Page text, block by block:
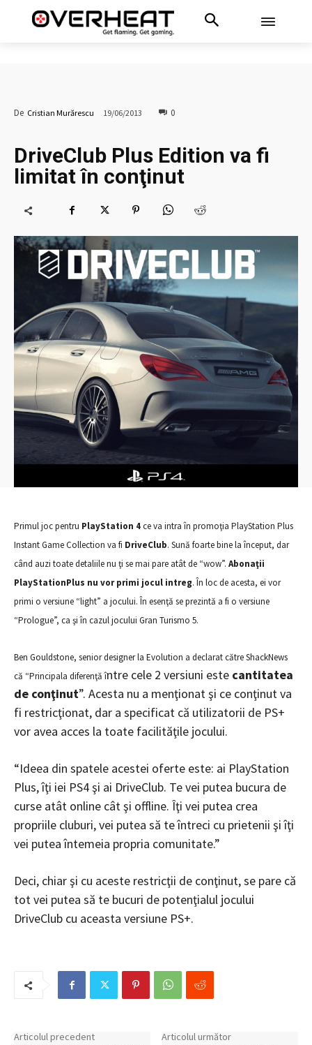
De Cristian Murărescu 19/06/2013 0
DriveClub Plus Edition va fi
limitat în conţinut
Primul joc pentru PlayStation 4ce va intra în promoţia PlayStation Plus
Instant Game Collection va fi DriveClub. Sună foarte bine la început, dar
când auzi toate detaliile nu ţi se mai pare atât de “wow”. Abonaţii
PlayStationPlus nu vor primi jocul intreg. În loc de acesta, ei vor
primi o versiune “light” a jocului. În esenţă se prezintă a fi o versiune
“Prologue”, ca şi în cazul jocului Gran Turismo 5.
Ben Gouldstone, senior designer la Evolution a declarat către ShackNews
că “Principala diferenţă între cele 2 versiuni este cantitatea
de conţinut”. Acesta nu a menţionat şi ce conţinut va
fi restricţionat, dar a specificat că utilizatorii de PS+
vor avea acces la toate facilităţile jocului.
“Ideea din spatele acestei oferte este: ai PlayStation
Plus, îţi iei PS4 şi ai DriveClub. Te vei putea bucura de
curse atât online cât şi offline. Îţi vei putea crea
propriile cluburi, vei putea să te întreci cu prietenii şi îţi
vei putea întemeia propria comunitate.”
Deci, chiar şi cu aceste restricţii de conţinut, se pare că
tot vei putea să te bucuri de potenţialul jocului
DriveClub cu aceasta versiune PS+.
Articolul precedent Articolul următor